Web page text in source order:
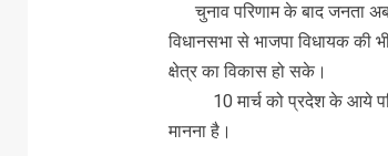
चुनाव परिणाम के बाद जनता अब
विधानसभा से भाजपा विधायक की
क्षेत्र का विकास हो सके।
10 मार्च को प्रदेश के आये
मानना है।